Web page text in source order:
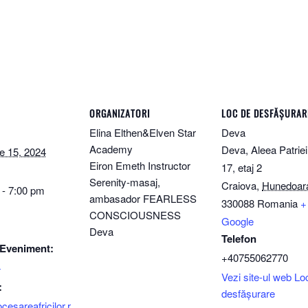
15, 2024
7:00 pm
ORGANIZATORI
Elina Elthen&Elven Star
Academy
Eiron Emeth Instructor
Serenity-masaj,
ambasador FEARLESS
CONSCIOUSNESS
Deva
LOC DE
Deva
Deva, Aleea
17, etaj 2
Craiova,
330088 Romania
Google
Telefon
+40755062770
Vezi site-ul web
desfășurare